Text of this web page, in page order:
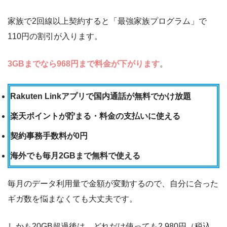
家族で2回線以上契約すると「最強家族プログラム」で
110円の割引が入ります。
3GBまでなら968円まで料金が下がります。
Rakuten Linkアプリで国内通話が無料でかけ放題
楽天ポイントが貯まる・料金の支払いに使える
契約事務手数料が0円
海外でも毎月2GBまで無料で使える
毎月のデータ利用量で金額が変動するので、自分に合った
ギガ数を悩まなくても大丈夫です。